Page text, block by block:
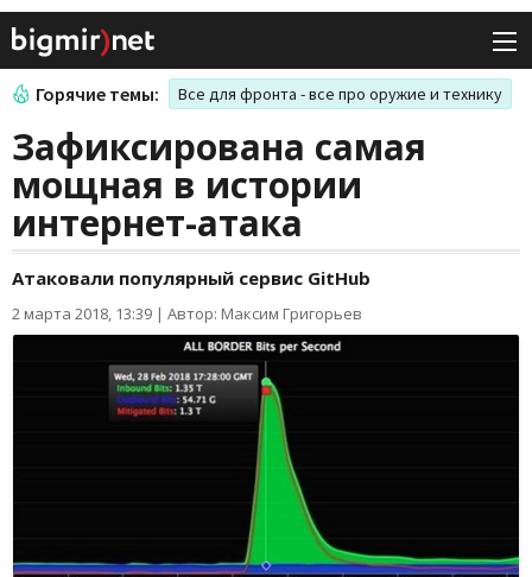
Горячие темы: Все для фронта - все про оружие и технику
Зафиксирована самая
мощная в истории
интернет-атака
Атаковали популярный сервис GitHub
2 марта 2018, 13:39 | Автор: Максим Григорьев